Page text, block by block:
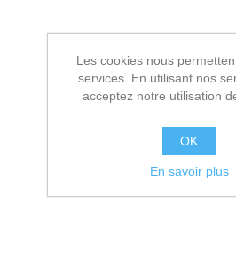
Les cookies nous
services. En utilisant nos
acceptez notre utilisation
OK
En savoir plus